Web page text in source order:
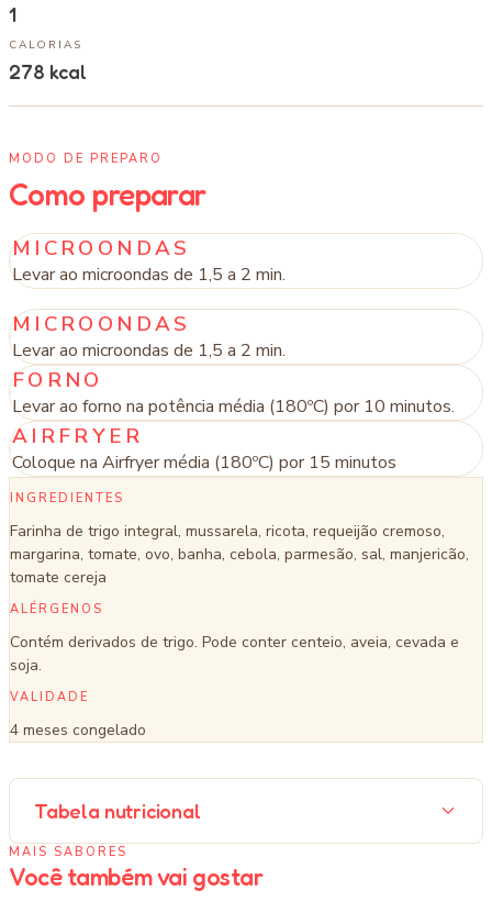
1
CALORIAS
278 kcal
MODO DE PREPARO
Como preparar
MICROONDAS
Levar ao microondas de 1,5 a 2 min.
MICROONDAS
Levar ao microondas de 1,5 a 2 min.
FORNO
Levar ao forno na potência média (180ºC) por 10 minutos.
AIRFRYER
Coloque na Airfryer média (180ºC) por 15 minutos
INGREDIENTES
Farinha de trigo integral, mussarela, ricota, requeijão cremoso,
margarina, tomate, ovo, banha, cebola, parmesão, sal, manjericão,
tomate cereja
ALÉRGENOS
Contém derivados de trigo. Pode conter centeio, aveia, cevada e
soja.
VALIDADE
4 meses congelado
Tabela nutricional
MAIS SABORES
Você também vai gostar